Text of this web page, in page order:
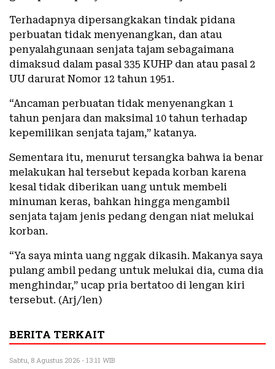
Terhadapnya dipersangkakan tindak pidana
perbuatan tidak menyenangkan, dan atau
penyalahgunaan senjata tajam sebagaimana
dimaksud dalam pasal 335 KUHP dan atau pasal 2
UU darurat Nomor 12 tahun 1951.
“Ancaman perbuatan tidak menyenangkan 1
tahun penjara dan maksimal 10 tahun terhadap
kepemilikan senjata tajam,” katanya.
Sementara itu, menurut tersangka bahwa ia benar
melakukan hal tersebut kepada korban karena
kesal tidak diberikan uang untuk membeli
minuman keras, bahkan hingga mengambil
senjata tajam jenis pedang dengan niat melukai
korban.
“Ya saya minta uang nggak dikasih. Makanya saya
pulang ambil pedang untuk melukai dia, cuma dia
menghindar,” ucap pria bertatoo di lengan kiri
tersebut. (Arj/len)
BERITA TERKAIT
Sabtu, 8 Agustus 2026 - 13:11 WIB